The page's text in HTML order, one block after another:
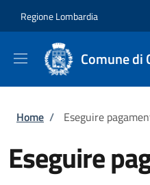
Regione Lombardia
Comune di
Briciole di
Home / Eseguire
Eseguire